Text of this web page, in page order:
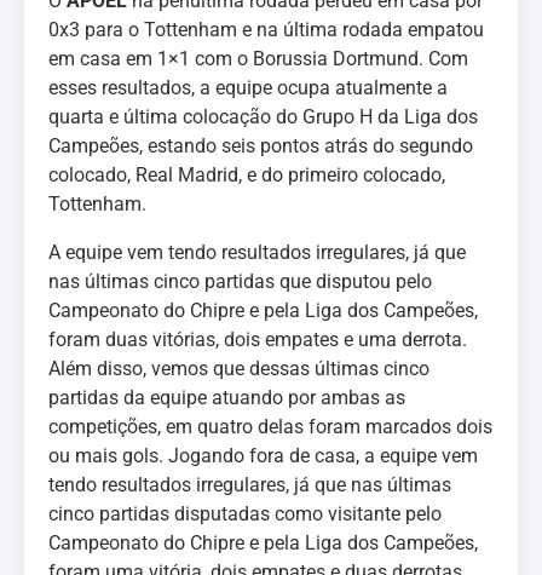
0x3 para o Tottenham e na última rodada empatou
em casa em 1×1 com o Borussia Dortmund. Com
esses resultados, a equipe ocupa atualmente a
quarta e última colocação do Grupo H da Liga dos
Campeões, estando seis pontos atrás do segundo
colocado, Real Madrid, e do primeiro colocado,
Tottenham.
A equipe vem tendo resultados irregulares, já que
nas últimas cinco partidas que disputou pelo
Campeonato do Chipre e pela Liga dos Campeões,
foram duas vitórias, dois empates e uma derrota.
Além disso, vemos que dessas últimas cinco
partidas da equipe atuando por ambas as
competições, em quatro delas foram marcados dois
ou mais gols. Jogando fora de casa, a equipe vem
tendo resultados irregulares, já que nas últimas
cinco partidas disputadas como visitante pelo
Campeonato do Chipre e pela Liga dos Campeões,